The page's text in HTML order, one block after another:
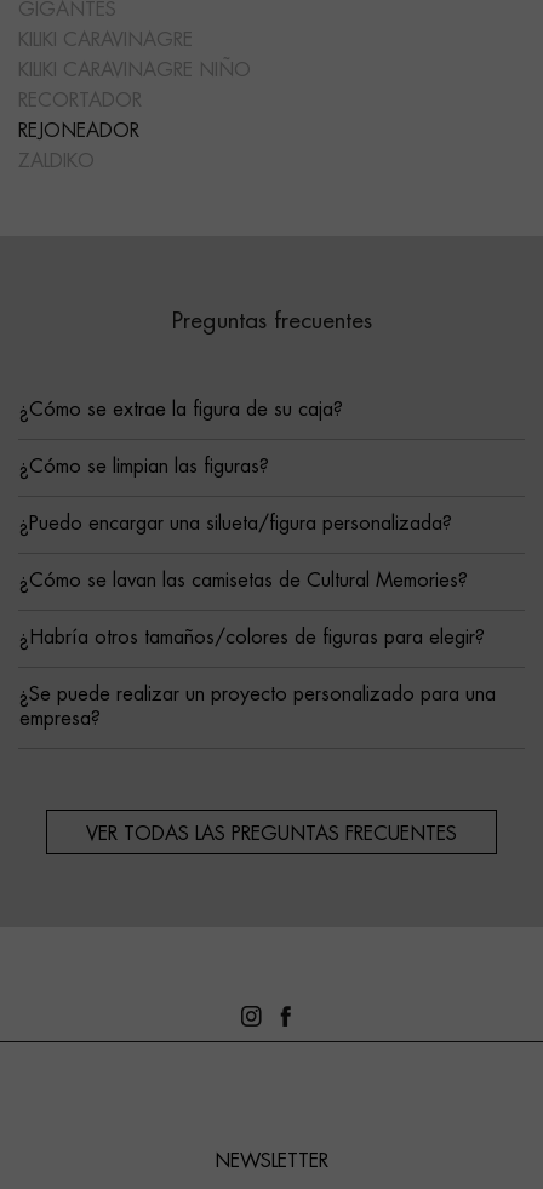
GIGANTES
KILIKI CARAVINAGRE
KILIKI CARAVINAGRE NIÑO
RECORTADOR
REJONEADOR
ZALDIKO
Preguntas frecuentes
¿Cómo se extrae la figura de su caja?
¿Cómo se limpian las figuras?
¿Puedo encargar una silueta/figura personalizada?
¿Cómo se lavan las camisetas de Cultural Memories?
¿Habría otros tamaños/colores de figuras para elegir?
¿Se puede realizar un proyecto personalizado para una
empresa?
VER TODAS LAS PREGUNTAS FRECUENTES
NEWSLETTER